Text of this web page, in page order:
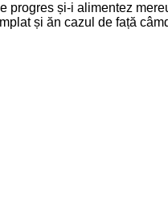
progres și-i alimentez
și ăn cazul de față